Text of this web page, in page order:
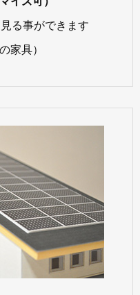
る事ができます
家具）